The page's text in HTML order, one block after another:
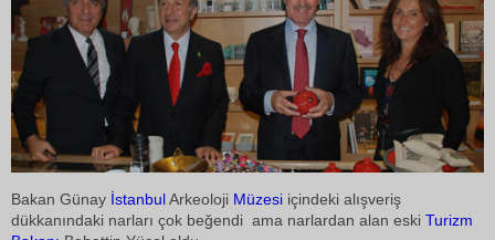
Bakan Günay İstanbulArkeoloji Müzesi içindeki alışveriş
dükkanındaki narları çok beğendi ama narlardan alan eski Turizm